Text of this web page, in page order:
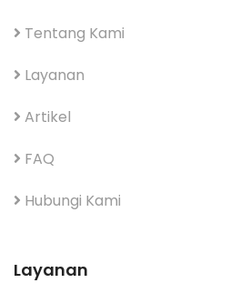
Tentang Kami
Layanan
Artikel
FAQ
Hubungi Kami
Layanan